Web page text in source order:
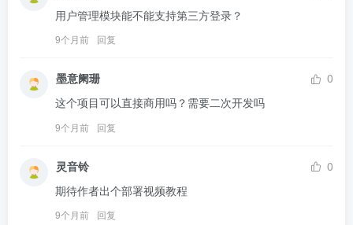
用户管理模块能不能支持第三方登录？
9个月前 回复
墨意阑珊
0
这个项目可以直接商用吗？需要二次开发吗
9个月前 回复
灵音铃
0
期待作者出个部署视频教程
9个月前 回复